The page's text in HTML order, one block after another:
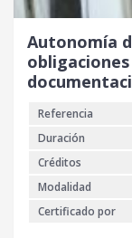
Autonomía
Referencia
Duración
Créditos
Modalidad
Certificado por